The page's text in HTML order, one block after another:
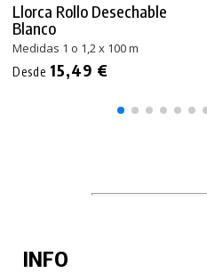
Llorca Rollo Desechable
Blanco
Medidas 1 o 1,2 x 100 m
Desde 15,49 €
INFO